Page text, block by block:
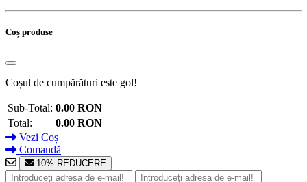
Coș produse
Coșul de cumpărături este gol!
Sub-Total: 0.00 RON
Total:
0.00 RON
Vezi Coș
Comandă
10% REDUCERE